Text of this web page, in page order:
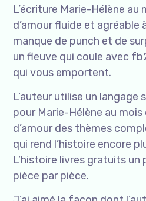
L’écriture Marie-Hélène au
d’amour fluide et agréable
manque de punch et de
un fleuve qui coule avec
qui vous emportent.
L’auteur utilise un langage
pour Marie-Hélène au mois
d’amour des thèmes
qui rend l’histoire encore
L’histoire livres gratuits un
pièce par pièce.